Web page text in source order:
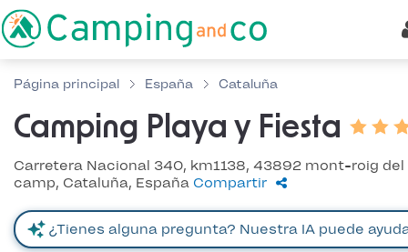
Página principal España Cataluña
Camping Playa y Fiesta
Carretera Nacional 340, km1138, 43892 mont-roig del
camp, Cataluña, España Compartir